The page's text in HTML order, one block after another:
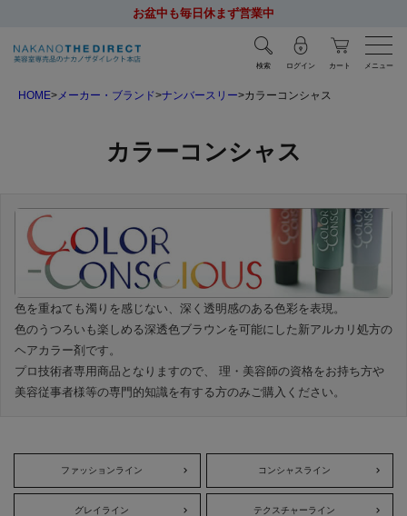
お盆中も毎日休まず営業中
検索 ログイン カート メニュー
HOME メーカー・ブランド ナンバースリー カラーコンシャス
カラーコンシャス
色を重ねても濁りを感じない、深く透明感のある色彩を表現。
色のうつろいも楽しめる深透色ブラウンを可能にした新アルカリ処方の
ヘアカラー剤です。
プロ技術者専用商品となりますので、 理・美容師の資格をお持ち方や
美容従事者様等の専門的知識を有する方のみご購入ください。
ファッションライン コンシャスライン
グレイライン テクスチャーライン